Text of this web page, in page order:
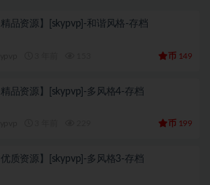
精品资源】[skypvp]-和谐风格-存档
币 149
精品资源】[skypvp]-多风格4-存档
币 199
优质资源】[skypvp]-多风格3-存档